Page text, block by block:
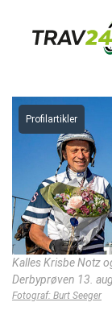
Profilartikler
Kalles Krisbe Notz
Derbyprøven 13.
Fotograf: Burt Seeger